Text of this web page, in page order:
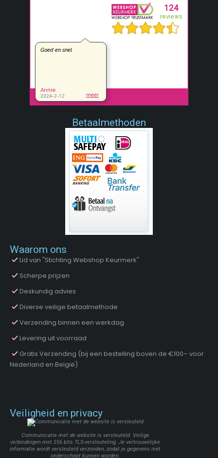
Betaalmethoden
Waarom ons
Lid van "Stichting Webshop Keurmerk"
Scherpe prijzen
Deskundig advies
Diverse veilige betaalmethode
Verzending binnen een werkdag
Levering uit voorraad
Gratis Verzending (bij een bestelling boven de €100– voor
Nederland en België)
Veiligheid en privacy
Communicatie met de website is versleuteld. Veilige
verbindingen met 256 bits TLS-versleuteling. Je vertrouwelijke
informatie wordt versleuteld verzonden, zodat je gegevens niet
onderschept kunnen worden.